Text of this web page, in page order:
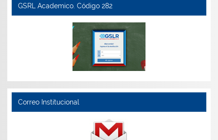
GSRL Academico. Código 282
Correo Institucional